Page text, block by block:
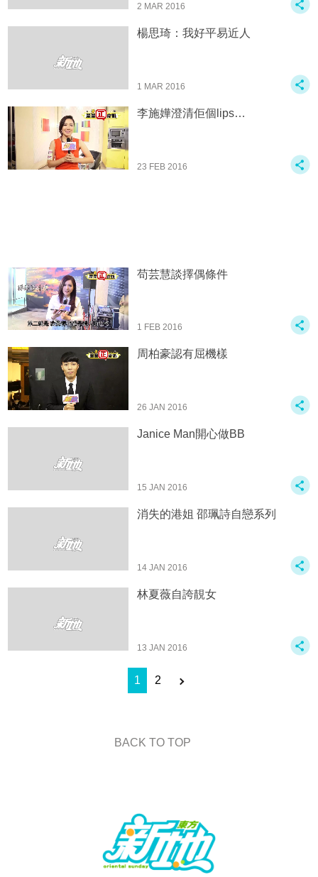
2 MAR 2016
楊思琦：我好平易近人
1 MAR 2016
李施嬅澄清佢個lips…
23 FEB 2016
苟芸慧談擇偶條件
1 FEB 2016
周柏豪認有屈機樣
26 JAN 2016
Janice Man開心做BB
15 JAN 2016
消失的港姐 邵珮詩自戀系列
14 JAN 2016
林夏薇自誇靚女
13 JAN 2016
1 2
BACK TO TOP